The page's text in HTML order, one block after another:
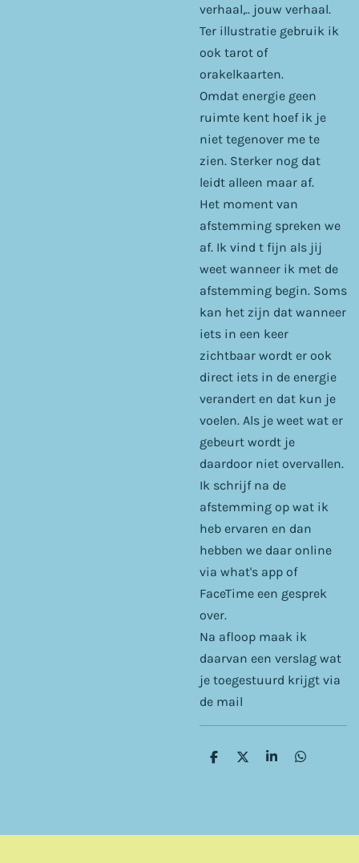
verhaal,.. jouw verhaal.
Ter illustratie gebruik ik
ook tarot of
orakelkaarten.
Omdat energie geen
ruimte kent hoef ik je
niet tegenover me te
zien. Sterker nog dat
leidt alleen maar af.
Het moment van
afstemming spreken we
af. Ik vind t fijn als jij
weet wanneer ik met de
afstemming begin. Soms
kan het zijn dat wanneer
iets in een keer
zichtbaar wordt er ook
direct iets in de energie
verandert en dat kun je
voelen. Als je weet wat er
gebeurt wordt je
daardoor niet overvallen.
Ik schrijf na de
afstemming op wat ik
heb ervaren en dan
hebben we daar online
via what's app of
FaceTime een gesprek
over.
Na afloop maak ik
daarvan een verslag wat
je toegestuurd krijgt via
de mail
D
D
S
D